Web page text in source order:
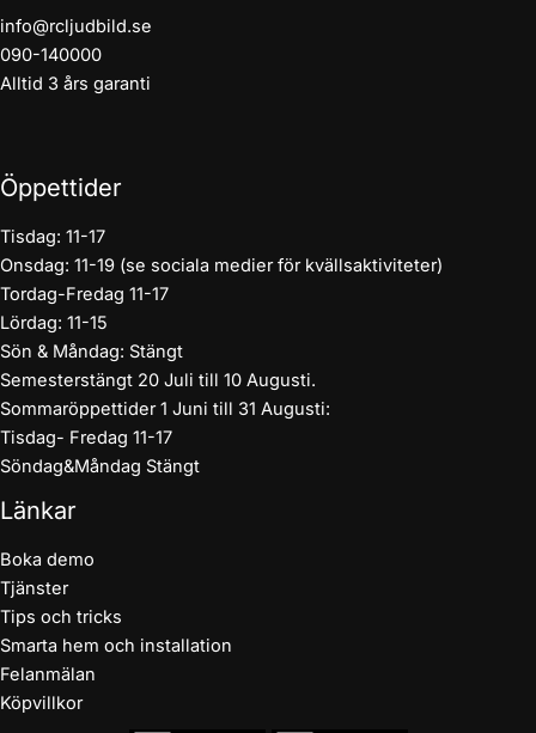
info@rcljudbild.se
090-140000
Alltid 3 års garanti
Öppettider
Tisdag: 11-17
Onsdag: 11-19 (se sociala medier för kvällsaktiviteter)
Tordag-Fredag 11-17
Lördag: 11-15
Sön & Måndag: Stängt
Semesterstängt 20 Juli till 10 Augusti.
Sommaröppettider 1 Juni till 31 Augusti:
Tisdag- Fredag 11-17
Söndag&Måndag Stängt
Länkar
Boka demo
Tjänster
Tips och tricks
Smarta hem och installation
Felanmälan
Köpvillkor